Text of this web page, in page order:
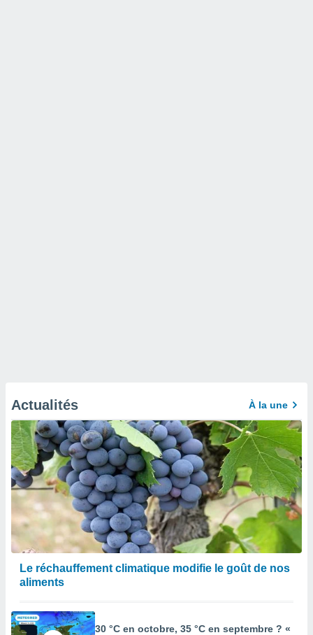
Actualités À la une
Le réchauffement climatique modifie le goût de nos
aliments
30 °C en octobre, 35 °C en septembre ? «